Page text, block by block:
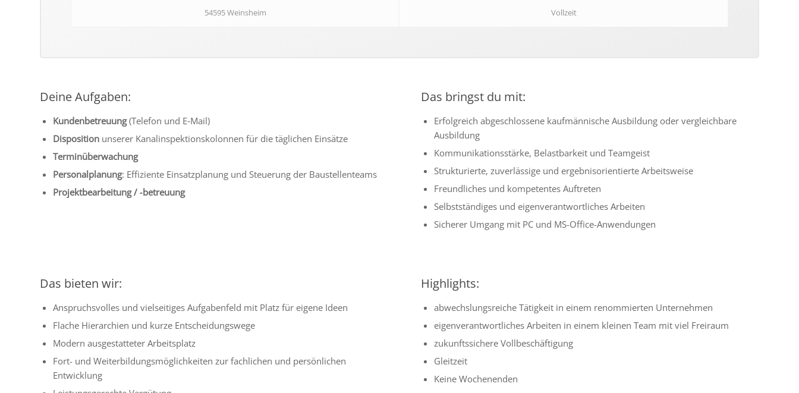
54595 Weinsheim Vollzeit
Deine Aufgaben:
Kundenbetreuung(Telefon und E‑Mail)
Disposition unse­rer Kanalinspektionskolonnen für die tägli­chen Einsätze
Terminüberwachung
Personalplanung: Effiziente Einsatzplanung und Steuerung der Baustellenteams
Projektbearbeitung / ‑betreu­ung
Das bringst du mit:
Erfolgreich abge­schlos­sene kauf­män­ni­sche Ausbildung oder vergleich­bare
Ausbildung
Kommunikationsstärke, Belastbarkeit und Teamgeist
Strukturierte, zuver­läs­sige und ergeb­nis­ori­en­tierte Arbeitsweise
Freundliches und kompe­ten­tes Auftreten
Selbstständiges und eigen­ver­ant­wort­li­ches Arbeiten
Sicherer Umgang mit PC und MS-Office-Anwendungen
Das bieten wir:
Anspruchsvolles und viel­sei­ti­ges Aufgabenfeld mit Platz für eigene Ideen
Flache Hierarchien und kurze Entscheidungswege
Modern ausge­stat­te­ter Arbeitsplatz
Fort- und Weiterbildungsmöglichkeiten zur fach­li­chen und persön­li­chen
Entwicklung
Highlights:
abwechs­lungs­rei­che Tätigkeit in einem renom­mier­ten Unternehmen
eigen­ver­ant­wort­li­ches Arbeiten in einem klei­nen Team mit viel Freiraum
zukunfts­si­chere Vollbeschäftigung
Gleitzeit
Keine Wochenenden